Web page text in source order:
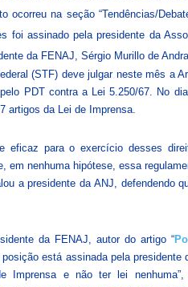
na seção “Tendências/
foi assinado pela presidente da
da FENAJ, Sérgio Murillo de
(STF) deve julgar neste mês a
PDT contra a Lei 5.250/67. No
artigos da Lei de Imprensa.
eficaz para o exercício desses
em nenhuma hipótese, essa
a presidente da ANJ, defendendo
da FENAJ, autor do artigo “
está assinada pela presidente
Imprensa e não ter lei nenhuma”,